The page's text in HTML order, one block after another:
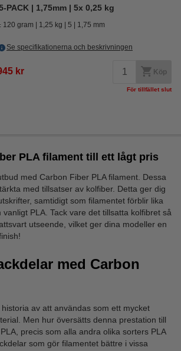
PACK | 1,75mm | 5x 0,25 kg
120 gram 1,25 kg 5 1,75 mm
Se specifikationerna och beskrivningen
kr Köp
För tillfället slut
PLA filament till ett lågt pris
med Carbon Fiber PLA filament. Dessa
med tillsatser av kolfiber. Detta ger dig
samtidigt som filamentet förblir lika
PLA. Tack vare det tillsatta kolfibret så
utseende, vilket ger dina modeller en
med Carbon
av att användas som ett mycket
Men hur översätts denna prestation till
precis som alla andra olika sorters PLA
som gör filamentet bättre i vissa